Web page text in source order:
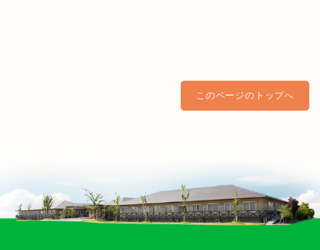
このページのトップへ